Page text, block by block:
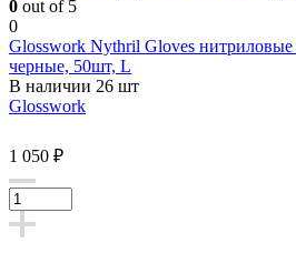
0 out of 5
0
Glosswork Nythril Gloves нитриловые
черные, 50шт, L
В наличии 26 шт
Glosswork
1 050 ₽